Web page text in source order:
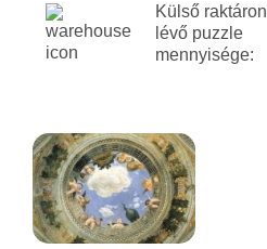
Külső raktáron
lévő puzzle
mennyisége: